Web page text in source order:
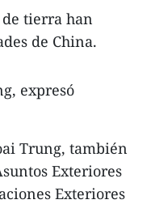
tierra han
de China.
expresó
Trung, también
Exteriores
Exteriores